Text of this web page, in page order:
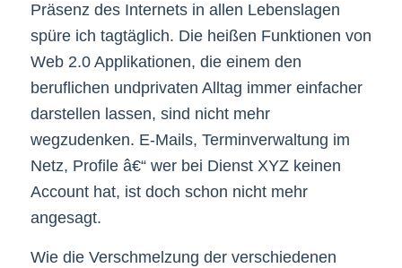
Präsenz des Internets in allen Lebenslagen
spüre ich tagtäglich. Die heißen Funktionen von
Web 2.0 Applikationen, die einem den
beruflichen undprivaten Alltag immer einfacher
darstellen lassen, sind nicht mehr
wegzudenken. E-Mails, Terminverwaltung im
Netz, Profile â€“ wer bei Dienst XYZ keinen
Account hat, ist doch schon nicht mehr
angesagt.
Wie die Verschmelzung der verschiedenen